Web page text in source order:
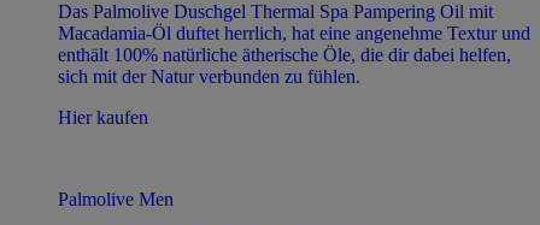
Das Palmolive Duschgel Thermal Spa Pampering Oil mit
Macadamia-Öl duftet herrlich, hat eine angenehme Textur und
enthält 100% natürliche ätherische Öle, die dir dabei helfen,
sich mit der Natur verbunden zu fühlen.
Hier kaufen
Palmolive Men